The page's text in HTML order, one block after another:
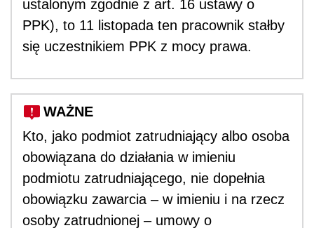
ustalonym zgodnie z art. 16 ustawy o
PPK), to 11 listopada ten pracownik stałby
się uczestnikiem PPK z mocy prawa.
WAŻNE
Kto, jako podmiot zatrudniający albo osoba
obowiązana do działania w imieniu
podmiotu zatrudniającego, nie dopełnia
obowiązku zawarcia – w imieniu i na rzecz
osoby zatrudnionej – umowy o